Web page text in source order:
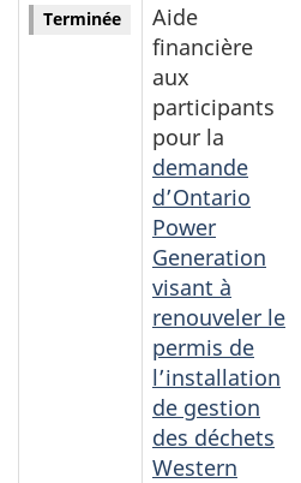
Terminée
Aide
financière
aux
participants
pour la
demande
d’Ontario
Power
Generation
visant à
renouveler le
permis de
l’installation
de gestion
des déchets
Western